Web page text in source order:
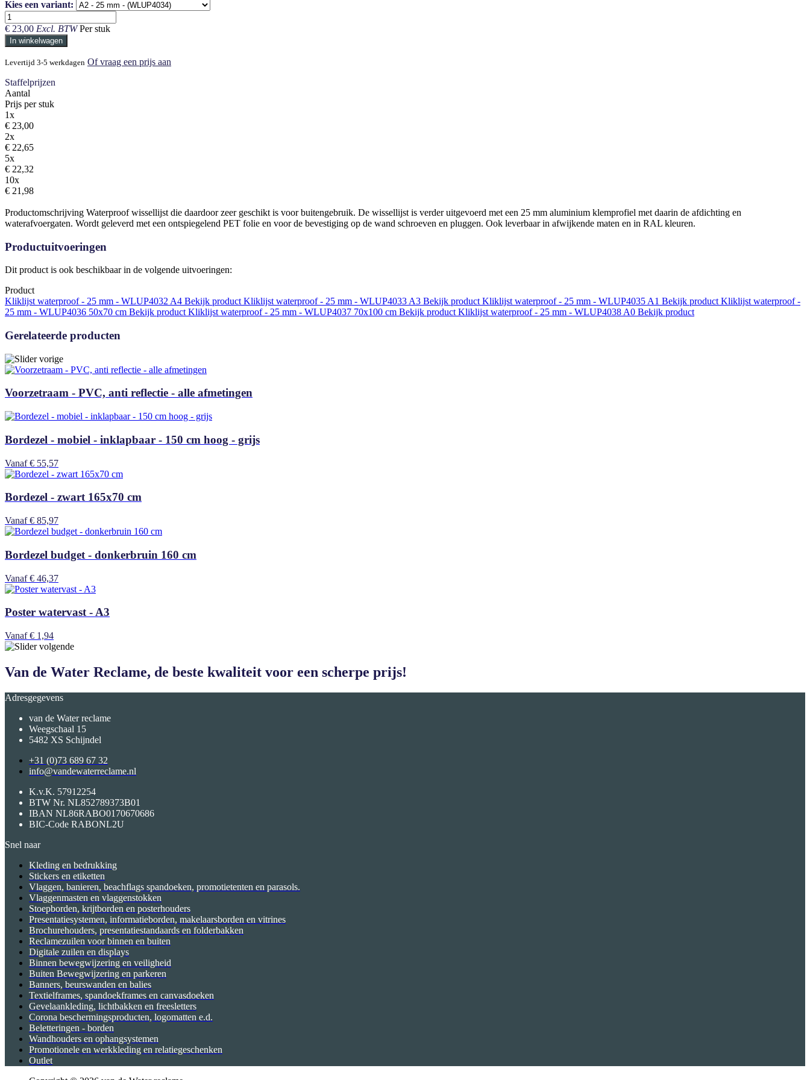
Kies een variant:
€ 23,00 Excl. BTW Per stuk
In winkelwagen
Levertijd 3-5 werkdagen Of vraag een prijs aan
Staffelprijzen
Aantal
Prijs per stuk
1x
€ 23,00
2x
€ 22,65
5x
€ 22,32
10x
€ 21,98
Productomschrijving Waterproof wissellijst die daardoor zeer geschikt is voor buitengebruik. De wissellijst is verder uitgevoerd met een 25 mm aluminium klemprofiel met daarin de afdichting en
waterafvoergaten. Wordt geleverd met een ontspiegelend PET folie en voor de bevestiging op de wand schroeven en pluggen. Ook leverbaar in afwijkende maten en in RAL kleuren.
Productuitvoeringen
Dit product is ook beschikbaar in de volgende uitvoeringen:
Product
Kliklijst waterproof - 25 mm - WLUP4032 A4 Bekijk product Kliklijst waterproof - 25 mm - WLUP4033 A3 Bekijk product Kliklijst waterproof - 25 mm - WLUP4035 A1 Bekijk product Kliklijst waterproof -
25 mm - WLUP4036 50x70 cm Bekijk product Kliklijst waterproof - 25 mm - WLUP4037 70x100 cm Bekijk product Kliklijst waterproof - 25 mm - WLUP4038 A0 Bekijk product
Gerelateerde producten
Voorzetraam - PVC, anti reflectie - alle afmetingen
Bordezel - mobiel - inklapbaar - 150 cm hoog - grijs
Vanaf € 55,57
Bordezel - zwart 165x70 cm
Vanaf € 85,97
Bordezel budget - donkerbruin 160 cm
Vanaf € 46,37
Poster watervast - A3
Vanaf € 1,94
Van de Water Reclame, de beste kwaliteit voor een scherpe prijs!
Adresgegevens
van de Water reclame
Weegschaal 15
5482 XS Schijndel
+31 (0)73 689 67 32
info@vandewaterreclame.nl
K.v.K. 57912254
BTW Nr. NL852789373B01
IBAN NL86RABO0170670686
BIC-Code RABONL2U
Snel naar
Kleding en bedrukking
Stickers en etiketten
Vlaggen, banieren, beachflags spandoeken, promotietenten en parasols.
Vlaggenmasten en vlaggenstokken
Stoepborden, krijtborden en posterhouders
Presentatiesystemen, informatieborden, makelaarsborden en vitrines
Brochurehouders, presentatiestandaards en folderbakken
Reclamezuilen voor binnen en buiten
Digitale zuilen en displays
Binnen bewegwijzering en veiligheid
Buiten Bewegwijzering en parkeren
Banners, beurswanden en balies
Textielframes, spandoekframes en canvasdoeken
Gevelaankleding, lichtbakken en freesletters
Corona beschermingsproducten, logomatten e.d.
Beletteringen - borden
Wandhouders en ophangsystemen
Promotionele en werkkleding en relatiegeschenken
Outlet